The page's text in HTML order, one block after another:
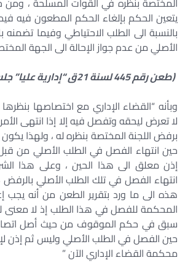
يتعين الحكم بإلغاء الحكم المطعون فيه
بالنسبة الى الطلب الاحتياطي وفيما تضمنه
الأصلي من عدم جواز الإحالة الى الجهة
(طعن رقم 445 لسنة 21ق “إدارية عليا” جلسة 14/1/1979)
وبأنه “القضاء الإداري مع اختصاصها
لا تعرض ليحقه وتفصل فيه إلا إذا انتهى
برفض اللجنة المختصة بنظره له ، ولهذا
حين انتهاء الفصل في الطلب الأصلي من
إذن معلق الى هذا الحين ، وعلى هذا
انتهاء الفصل في تلك الطلب الأصلي بالرفض
هذه الى ما ورد بتقرير الطعن من أنه يجب
المحكمة للفصل في هذا الطلب إذ لا معنى
سبق في حكم الموقوف من حيث أصل
حين الفصل في الطلب الأصلي وليس ثم إذن
محكمة القضاء الإداري الآن ”